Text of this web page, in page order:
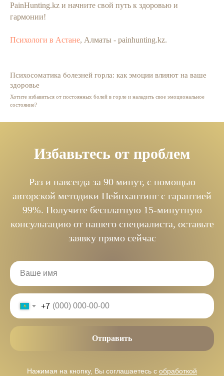
PainHunting.kz и начните свой путь к здоровью и
гармонии!
Психологи в Астане, Алматы - painhunting.kz.
Психосоматика болезней горла: как эмоции влияют на ваше
здоровье
Хотите избавиться от постоянных болей в горле и наладить свое эмоциональное
состояние?
Избавьтесь от проблем
Раз и навсегда за 90 минут, с помощью
авторской методики Пейнхантинг с гарантией
99%. Получите бесплатную 15-минутную
консультацию от нашего специалиста, оставьте
заявку прямо сейчас
+7
Отправить
Нажимая на кнопку, Вы соглашаетесь с обработкой